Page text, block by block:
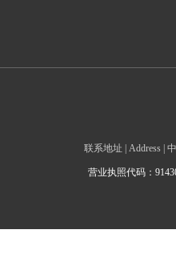
联系地址 | Address |
营业执照代码：